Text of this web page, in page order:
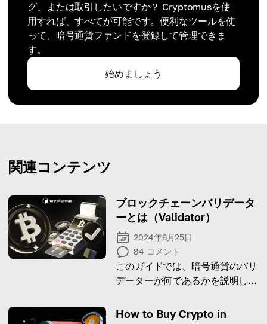
グ、または取引したいですか？ Cryptomusを使
用すれば、すべてが可能です。便利なツールを使
って、暗号通貨ファンドを登録して管理できま
す。
始めましょう
関連コンテンツ
ブロックチェーンバリデータ
ーとは（Validator）
2024年6月25日
84 コメント
このガイドでは、暗号通貨のバリ
データーが何であるかを説明し、
ゴリズムを提供します。
How to Buy Crypto in